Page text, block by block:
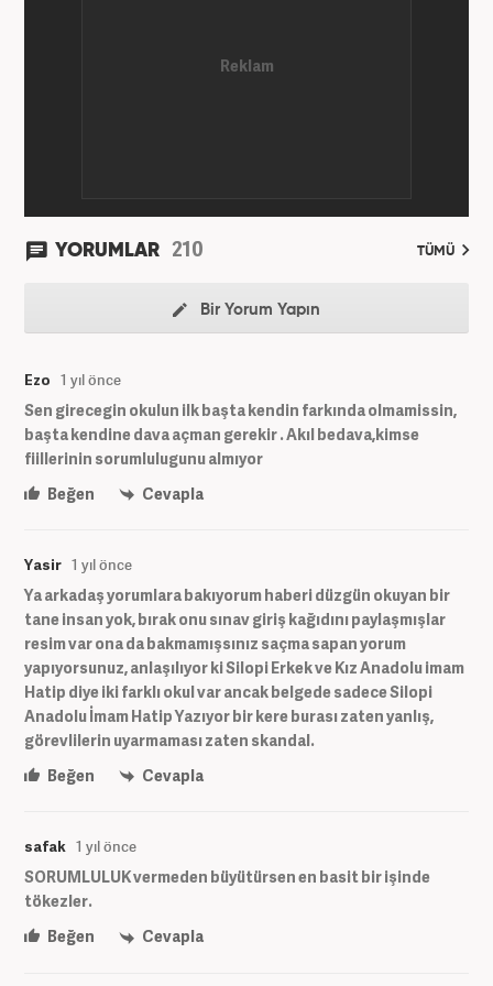
YORUMLAR 210 TÜMÜ
Bir Yorum Yapın
Ezo 1 yıl önce
Sen girecegin okulun ilk başta kendin farkında olmamissin,
başta kendine dava açman gerekir . Akıl bedava,kimse
fiillerinin sorumlulugunu almıyor
Beğen
Cevapla
Yasir 1 yıl önce
Ya arkadaş yorumlara bakıyorum haberi düzgün okuyan bir
tane insan yok, bırak onu sınav giriş kağıdını paylaşmışlar
resim var ona da bakmamışsınız saçma sapan yorum
yapıyorsunuz, anlaşılıyor ki Silopi Erkek ve Kız Anadolu imam
Hatip diye iki farklı okul var ancak belgede sadece Silopi
Anadolu İmam Hatip Yazıyor bir kere burası zaten yanlış,
görevlilerin uyarmaması zaten skandal.
Beğen
Cevapla
safak 1 yıl önce
SORUMLULUK vermeden büyütürsen en basit bir işinde
tökezler.
Beğen
Cevapla